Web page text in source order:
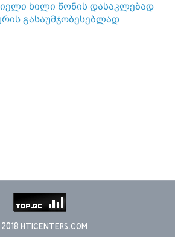
ხილი წონის დასაკლებად
გასაუმჯობესებლად
HTICENTERS.COM